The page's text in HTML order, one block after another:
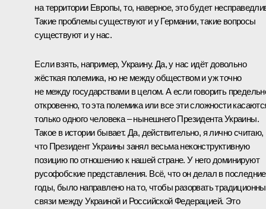
на территории Европы, то, наверное, это будет
Такие проблемы существуют и у Германии, такие вопросы
существуют и у нас.
Если взять, например, Украину. Да, у нас идёт довольно
жёсткая полемика, но не между обществом и уж точно
не между государствами в целом. А если говорить
откровенно, то эта полемика или все эти сложности
только одного человека – нынешнего Президента Украины.
Такое в истории бывает. Да, действительно, я лично считаю,
что Президент Украины занял весьма неконструктивную
позицию по отношению к нашей стране. У него доминируют
русофобские представления. Всё, что он делал в последние
годы, было направлено на то, чтобы разорвать
связи между Украиной и Российской Федерацией. Это